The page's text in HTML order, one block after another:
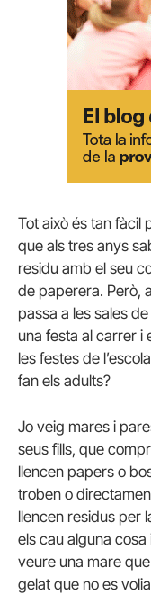
Tot això és tan fàcil
que als tres anys
residu amb el seu
de paperera. Però,
passa a les sales
una festa al carrer i
les festes de
fan els adults?
Jo veig mares i
seus fills, que
llencen papers o
troben o
llencen residus per
els cau alguna cosa
veure una mare
gelat que no es